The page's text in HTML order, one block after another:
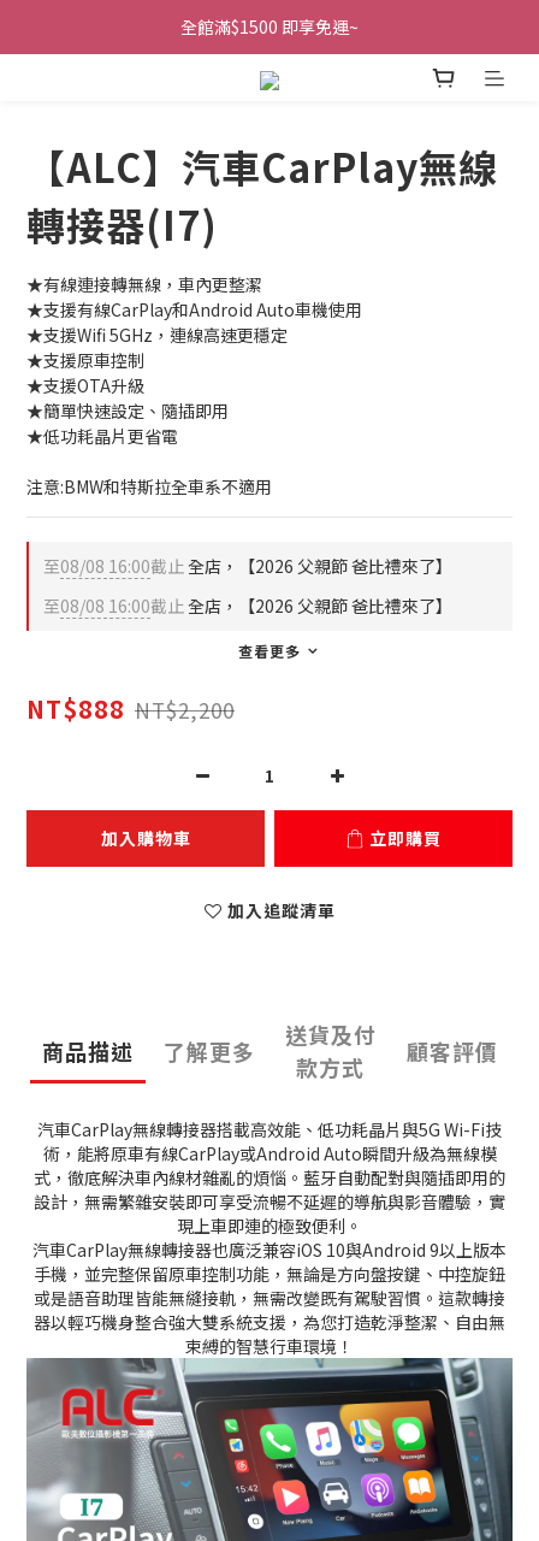
全館滿$1500 即享免運~
【ALC】汽車CarPlay無線
轉接器(I7)
★有線連接轉無線，車內更整潔
★支援有線CarPlay和Android Auto車機使用
★支援Wifi 5GHz，連線高速更穩定
★支援原車控制
★支援OTA升級
★簡單快速設定、隨插即用
★低功耗晶片更省電
注意:BMW和特斯拉全車系不適用
至08/08 16:00截止全店，【2026 父親節 爸比禮來了】
至08/08 16:00截止全店，【2026 父親節 爸比禮來了】
查看更多
NT$888 NT$2,200
加入購物車 立即購買
加入追蹤清單
商品描述 了解更多
送貨及付
款方式
顧客評價
汽車CarPlay無線轉接器搭載高效能、低功耗晶片與5G Wi-Fi技
術，能將原車有線CarPlay或Android Auto瞬間升級為無線模
式，徹底解決車內線材雜亂的煩惱。藍牙自動配對與隨插即用的
設計，無需繁雜安裝即可享受流暢不延遲的導航與影音體驗，實
現上車即連的極致便利。
汽車CarPlay無線轉接器也廣泛兼容iOS 10與Android 9以上版本
手機，並完整保留原車控制功能，無論是方向盤按鍵、中控旋鈕
或是語音助理皆能無縫接軌，無需改變既有駕駛習慣。這款轉接
器以輕巧機身整合強大雙系統支援，為您打造乾淨整潔、自由無
束縛的智慧行車環境！